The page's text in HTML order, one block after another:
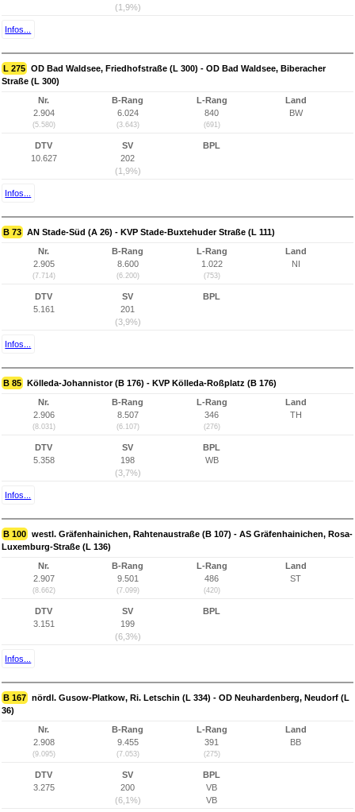
(1,9%)
Infos...
L 275 OD Bad Waldsee, Friedhofstraße (L 300) - OD Bad Waldsee, Biberacher
Straße (L 300)
Nr.
2.904
(5.580)
B-Rang
6.024
(3.643)
L-Rang
840
(691)
Land
BW
DTV
10.627
SV
202
(1,9%)
BPL
Infos...
B 73 AN Stade-Süd (A 26) - KVP Stade-Buxtehuder Straße (L 111)
Nr.
2.905
(7.714)
B-Rang
8.600
(6.200)
L-Rang
1.022
(753)
Land
NI
DTV
5.161
SV
201
(3,9%)
BPL
Infos...
B 85 Kölleda-Johannistor (B 176) - KVP Kölleda-Roßplatz (B 176)
Nr.
2.906
(8.031)
B-Rang
8.507
(6.107)
L-Rang
346
(276)
Land
TH
DTV
5.358
SV
198
(3,7%)
BPL
WB
Infos...
B 100 westl. Gräfenhainichen, Rahtenaustraße (B 107) - AS Gräfenhainichen, Rosa-
Luxemburg-Straße (L 136)
Nr.
2.907
(8.662)
B-Rang
9.501
(7.099)
L-Rang
486
(420)
Land
ST
DTV
3.151
SV
199
(6,3%)
BPL
Infos...
B 167 nördl. Gusow-Platkow, Ri. Letschin (L 334) - OD Neuhardenberg, Neudorf (L
36)
Nr.
2.908
(9.095)
B-Rang
9.455
(7.053)
L-Rang
391
(275)
Land
BB
DTV
3.275
SV
200
(6,1%)
BPL
VB
VB